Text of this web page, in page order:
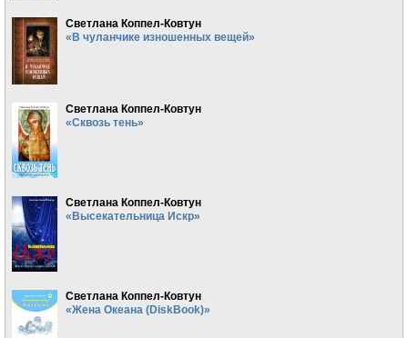
Светлана Коппел-Ковтун
«В чуланчике изношенных вещей»
Светлана Коппел-Ковтун
«Сквозь тень»
Светлана Коппел-Ковтун
«Высекательница Искр»
Светлана Коппел-Ковтун
«Жена Океана (DiskBook)»